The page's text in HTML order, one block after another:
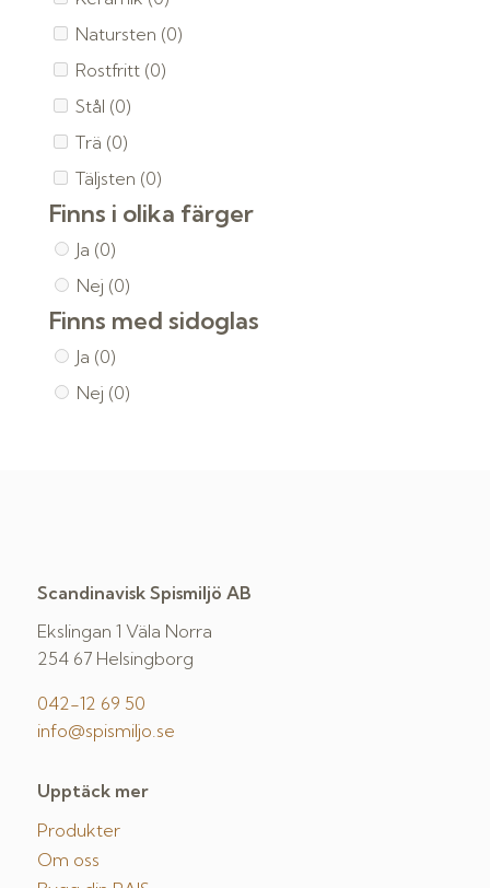
Natursten (0)
Rostfritt (0)
Stål (0)
Trä (0)
Täljsten (0)
Finns i olika färger
Ja (0)
Nej (0)
Finns med sidoglas
Ja (0)
Nej (0)
Scandinavisk Spismiljö AB
Ekslingan 1 Väla Norra
254 67 Helsingborg
042-12 69 50
info@spismiljo.se
Upptäck mer
Produkter
Om oss